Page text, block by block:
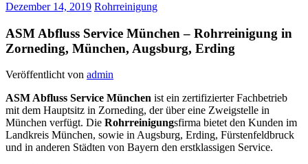
Dezember 14, 2019 Rohrreinigung
ASM Abfluss Service München – Rohrreinigung in
Zorneding, München, Augsburg, Erding
Veröffentlicht von admin
ASM Abfluss Service München ist ein zertifizierter Fachbetrieb
mit dem Hauptsitz in Zorneding, der über eine Zweigstelle in
München verfügt. Die Rohrreinigungsfirma bietet den Kunden im
Landkreis München, sowie in Augsburg, Erding, Fürstenfeldbruck
und in anderen Städten von Bayern den erstklassigen Service.